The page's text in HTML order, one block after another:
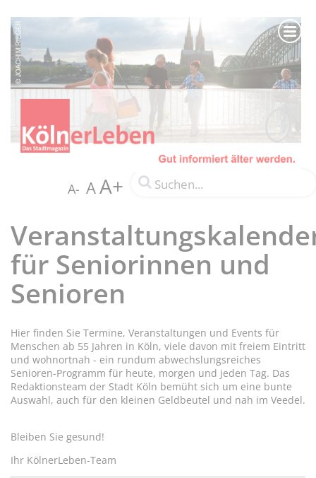
A- AA+
für Seniorinnen und
Senioren
Hier finden Sie Termine, Veranstaltungen und Events für
Menschen ab 55 Jahren in Köln, viele davon mit freiem Eintritt
und wohnortnah - ein rundum abwechslungsreiches
Senioren-Programm für heute, morgen und jeden Tag. Das
Redaktionsteam der Stadt Köln bemüht sich um eine bunte
Auswahl, auch für den kleinen Geldbeutel und nah im Veedel.
Bleiben Sie gesund!
Ihr KölnerLeben-Team